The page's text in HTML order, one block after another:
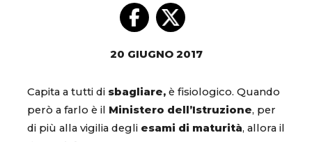
20 GIUGNO 2017
Capita a tutti di sbagliare, è fisiologico. Quando
però a farlo è il Ministero dell’Istruzione, per
di più alla vigilia degli esami di maturità, allora il